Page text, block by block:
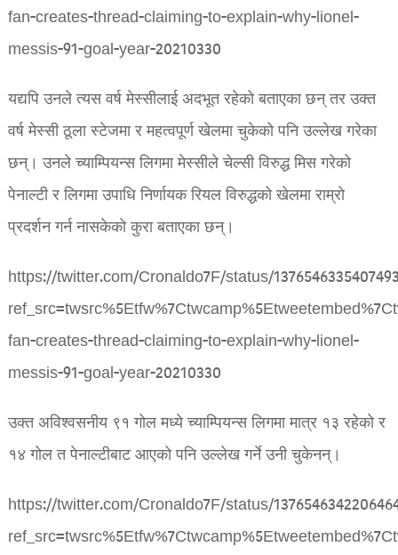
fan-creates-thread-claiming-to-explain-why-lionel-
messis-91-goal-year-20210330
यद्यपि उनले त्यस वर्ष मेस्सीलाई अदभूत रहेको बताएका छन् तर उक्त
वर्ष मेस्सी ठूला स्टेजमा र महत्वपूर्ण खेलमा चुकेको पनि उल्लेख गरेका
छन्। उनले च्याम्पियन्स लिगमा मेस्सीले चेल्सी विरुद्ध मिस गरेको
पेनाल्टी र लिगमा उपाधि निर्णायक रियल विरुद्धको खेलमा राम्रो
प्रदर्शन गर्न नासकेको कुरा बताएका छन्।
https://twitter.com/Cronaldo7F/status/
fan-creates-thread-claiming-to-explain-why-lionel-
messis-91-goal-year-20210330
उक्त अविश्वसनीय ९१ गोल मध्ये च्याम्पियन्स लिगमा मात्र १३ रहेको र
१४ गोल त पेनाल्टीबाट आएको पनि उल्लेख गर्ने उनी चुकेनन्।
https://twitter.com/Cronaldo7F/status/